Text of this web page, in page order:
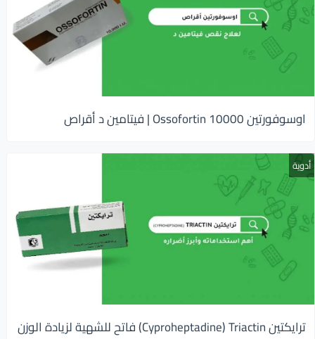
اوسوفورتين 10000 Ossofortin | فيتامين د أقراص
أدوية
ترايكتين Cyproheptadine) Triactin) فاتح للشهية لزيادة الوزن